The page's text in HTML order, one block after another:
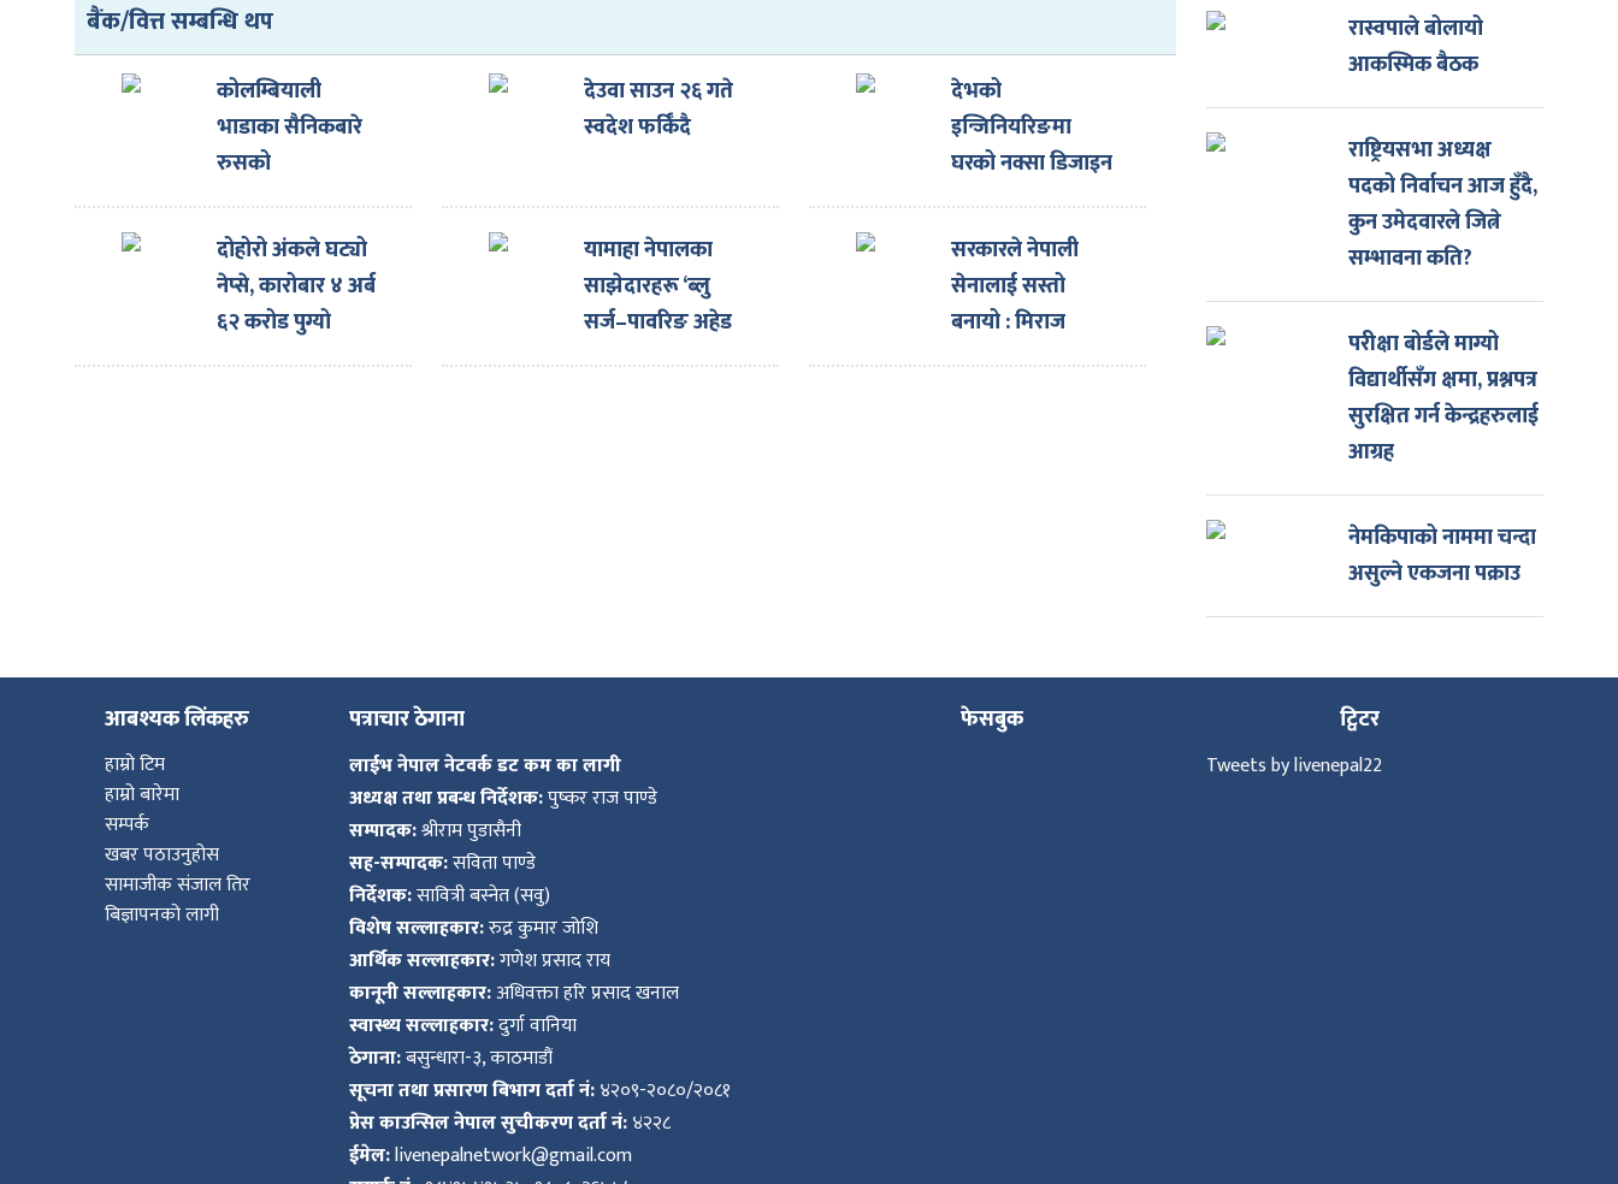
बैंक/वित्त सम्बन्धि थप
कोलम्बियाली
भाडाका सैनिकबारे
रुसको
अस्वीकारोक्ति
देउवा साउन २६ गते
स्वदेश फर्किँदै
देभको
इन्जिनियरिङमा
घरको नक्सा डिजाइन
गराउँदा ३३ प्रतिशत
छुट
दोहोरो अंकले घट्यो
नेप्से, कारोबार ४ अर्ब
६२ करोड पुग्यो
यामाहा नेपालका
साझेदारहरू ‘ब्लु
सर्ज–पावरिङ अहेड
टुगेदर पार्टनर्स मिट’
सरकारले नेपाली
सेनालाई सस्तो
बनायो : मिराज
ढुंगाना
रास्वपाले बोलायो
आकस्मिक बैठक
राष्ट्रियसभा अध्यक्ष
पदको निर्वाचन आज हुँदै,
कुन उमेदवारले जित्ने
सम्भावना कति?
परीक्षा बोर्डले माग्यो
विद्यार्थीसँग क्षमा, प्रश्नपत्र
सुरक्षित गर्न केन्द्रहरुलाई
आग्रह
नेमकिपाको नाममा चन्दा
असुल्ने एकजना पक्राउ
आबश्यक लिंकहरु
हाम्रो टिम
हाम्रो बारेमा
सम्पर्क
खबर पठाउनुहोस
सामाजीक संजाल तिर
बिज्ञापनको लागी
पत्राचार ठेगाना
लाईभ नेपाल नेटवर्क डट कम का लागी
अध्यक्ष तथा प्रबन्ध निर्देशक:पुष्कर राज पाण्डे
सम्पादक:श्रीराम पुडासैनी
सह-सम्पादक:सविता पाण्डे
निर्देशक:सावित्री बस्नेत (सवु)
विशेष सल्लाहकार:रुद्र कुमार जोशि
आर्थिक सल्लाहकार:गणेश प्रसाद राय
कानूनी सल्लाहकार:अधिवक्ता हरि प्रसाद खनाल
स्वास्थ्य सल्लाहकार:दुर्गा वानिया
ठेगाना:बसुन्धारा-३, काठमाडौं
सूचना तथा प्रसारण बिभाग दर्ता नं:४२०९-२०८०/२०८१
प्रेस काउन्सिल नेपाल सुचीकरण दर्ता नं:४२२८
ईमेल:livenepalnetwork@gmail.com
फेसबुक ट्विटर
Tweets by livenepal22